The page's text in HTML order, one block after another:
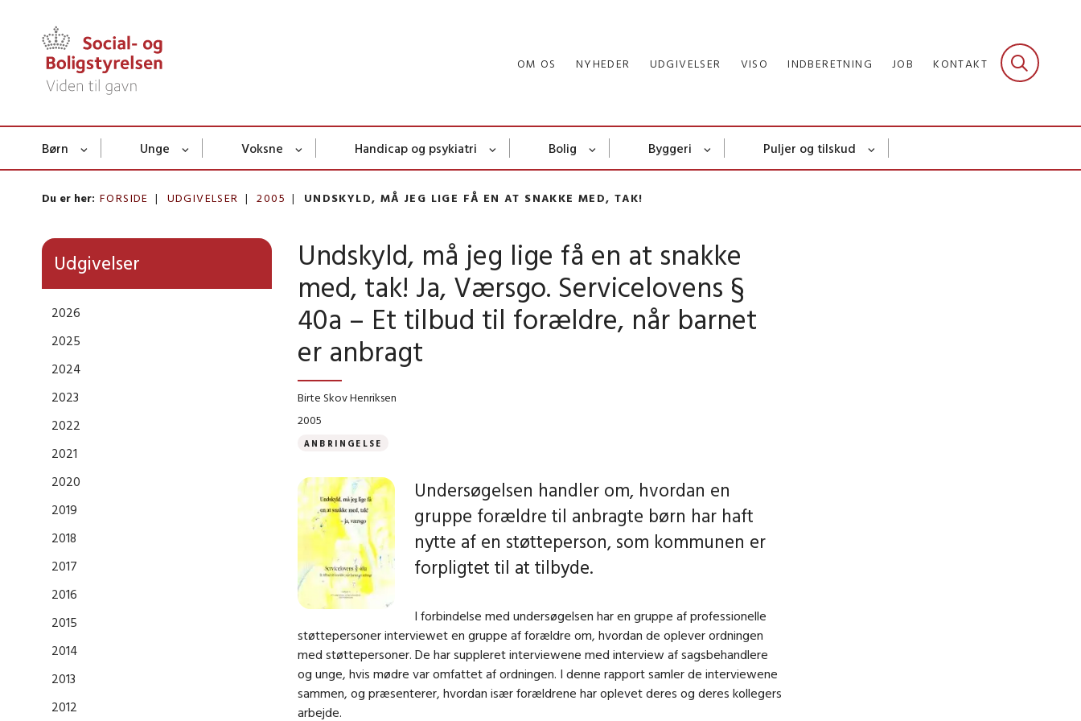
OM OS NYHEDER UDGIVELSER VISO INDBERETNING JOB KONTAKT
Børn Unge Voksne Handicap og psykiatri Bolig Byggeri Puljer og tilskud
Du er her: FORSIDE UDGIVELSER 2005 UNDSKYLD, MÅ JEG LIGE FÅ EN AT SNAKKE MED, TAK!
Udgivelser
2026
2025
2024
2023
2022
2021
2020
2019
2018
2017
2016
2015
2014
2013
2012
Undskyld, må jeg lige få en at snakke
med, tak! Ja, Værsgo. Servicelovens §
40a – Et tilbud til forældre, når barnet
er anbragt
Birte Skov Henriksen
2005
ANBRINGELSE
Undersøgelsen handler om, hvordan en
gruppe forældre til anbragte børn har haft
nytte af en støtteperson, som kommunen er
forpligtet til at tilbyde.
I forbindelse med undersøgelsen har en gruppe af professionelle
støttepersoner interviewet en gruppe af forældre om, hvordan de oplever ordningen
med støttepersoner. De har suppleret interviewene med interview af sagsbehandlere
og unge, hvis mødre var omfattet af ordningen. I denne rapport samler de interviewene
sammen, og præsenterer, hvordan især forældrene har oplevet deres og deres kollegers
arbejde.